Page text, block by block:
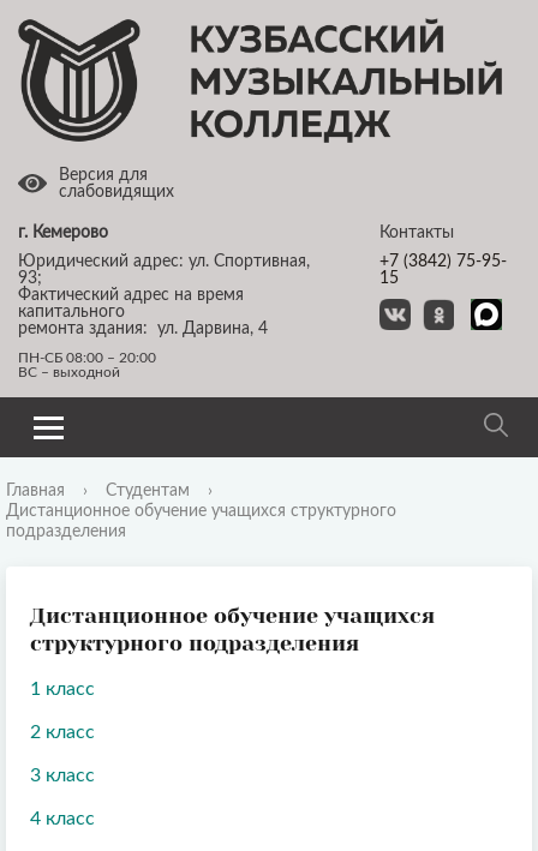
г. Кемерово
Юридический адрес: ул. Спортивная,
93;
Фактический адрес на время
капитального
ремонта здания: ул. Дарвина, 4
ПН-СБ 08:00 – 20:00
ВС – выходной
Контакты
+7 (3842) 75-95-
15
Версия для
слабовидящих
Главная › Студентам
›
Дистанционное обучение учащихся структурного
подразделения
Дистанционное обучение учащихся
структурного подразделения
1 класс
2 класс
3 класс
4 класс